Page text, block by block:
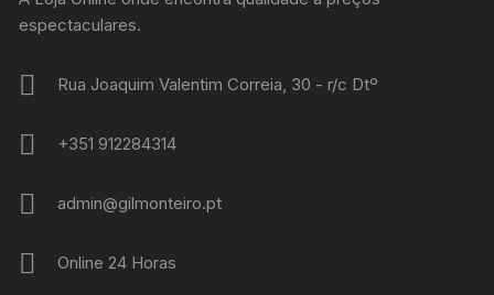
espectaculares.
Rua Joaquim Valentim Correia, 30 - r/c Dtº
+351 912284314
admin@gilmonteiro.pt
Online 24 Horas